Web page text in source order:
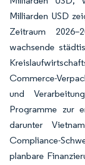
Milliarden USD
Zeitraum
wachsende
Commerce-
und
Programme zur
darunter
Compliance-
planbare